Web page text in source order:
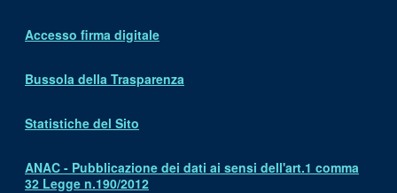
Accesso firma digitale
Bussola della Trasparenza
Statistiche del Sito
ANAC - Pubblicazione dei dati ai sensi dell'art.1 comma
32 Legge n.190/2012